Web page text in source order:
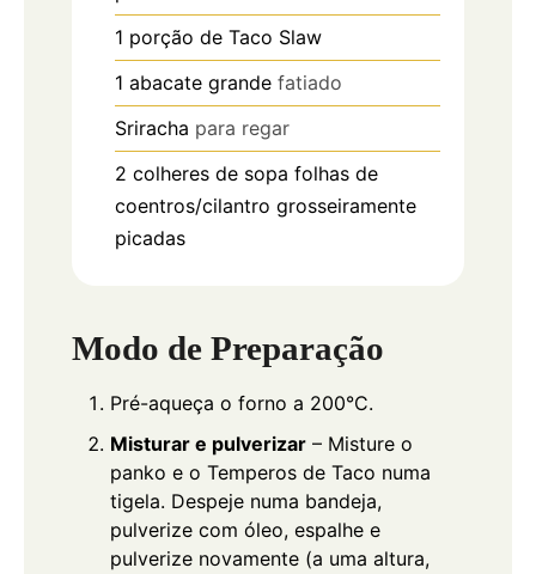
1 porção de Taco Slaw
1 abacate grande fatiado
Sriracha para regar
2 colheres de sopa folhas de
coentros/cilantro grosseiramente
picadas
Modo de Preparação
Pré-aqueça o forno a 200°C.
Misturar e pulverizar – Misture o
panko e o Temperos de Taco numa
tigela. Despeje numa bandeja,
pulverize com óleo, espalhe e
pulverize novamente (a uma altura,